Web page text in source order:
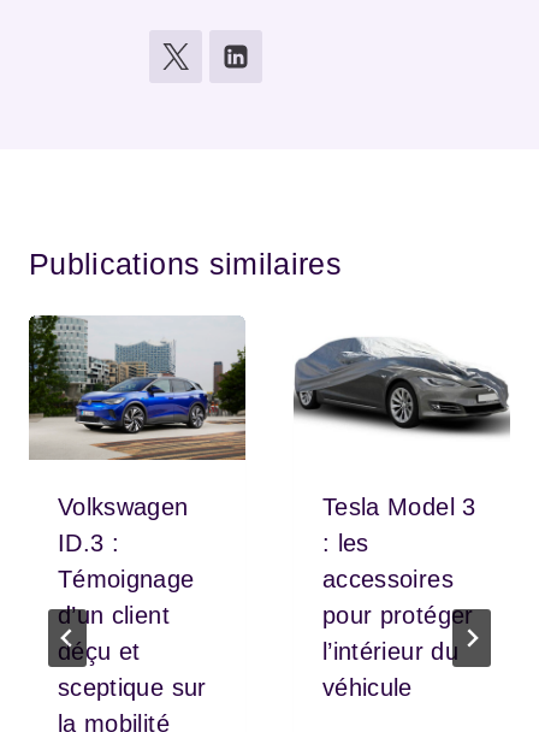
Publications similaires
Volkswagen
ID.3 :
Témoignage
d’un client
déçu et
sceptique sur
la mobilité
Tesla Model 3
: les
accessoires
pour protéger
l’intérieur du
véhicule